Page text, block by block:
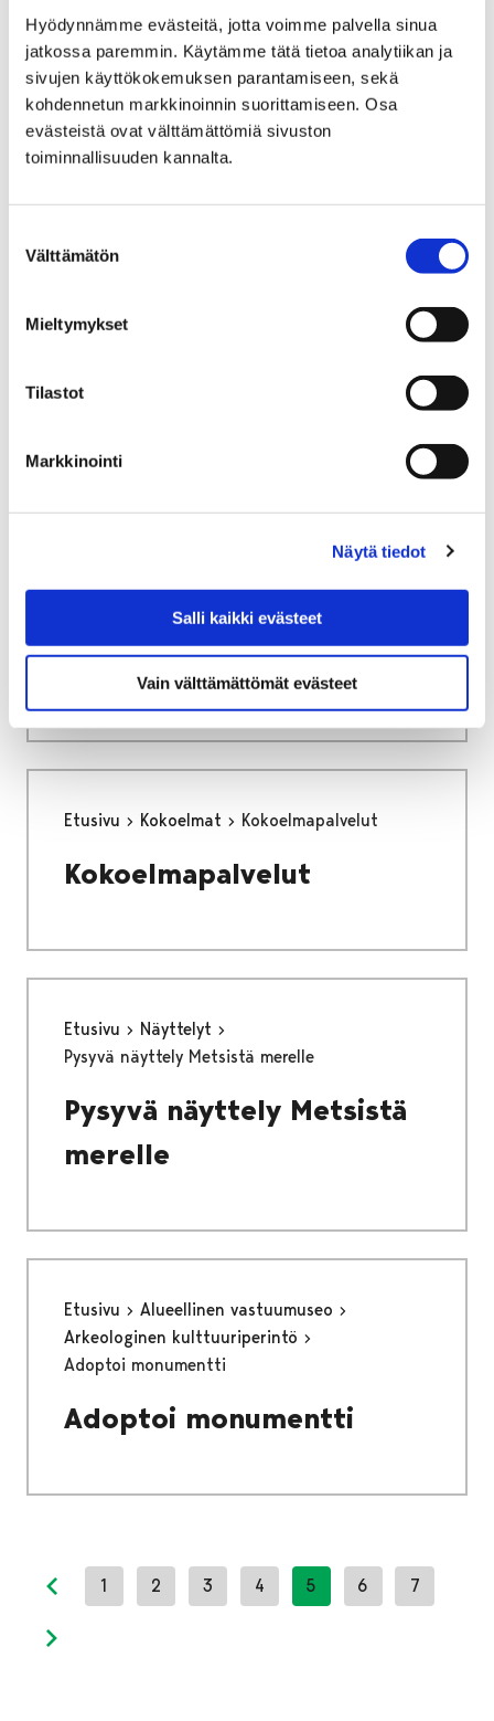
Hyödynnämme evästeitä, jotta voimme palvella sinua
jatkossa paremmin. Käytämme tätä tietoa analytiikan ja
sivujen käyttökokemuksen parantamiseen, sekä
kohdennetun markkinoinnin suorittamiseen. Osa
evästeistä ovat välttämättömiä sivuston
toiminnallisuuden kannalta.
valinta
Välttämätön
Mieltymykset
Tilastot
Markkinointi
Näytä tiedot
Salli kaikki evästeet
Vain välttämättömät evästeet
Etusivu
Alueellinen vastuumuseo
Satakuntalainen kulttuuriperintö
Satakuntalainen
kulttuuriperintö
Etusivu
aukioloajat ja hinnat
Näyttelyt Perhoshuone Sinisiipi
Perhoshuone Sinisiipi
Etusivu Kokoelmat Kokoelmapalvelut
Kokoelmapalvelut
Etusivu
Näyttelyt
Pysyvä näyttely Metsistä merelle
Pysyvä näyttely Metsistä
merelle
Etusivu
Alueellinen vastuumuseo
Arkeologinen kulttuuriperintö
Adoptoi monumentti
Adoptoi monumentti
Previous page
1 2 3 4 5 6 7